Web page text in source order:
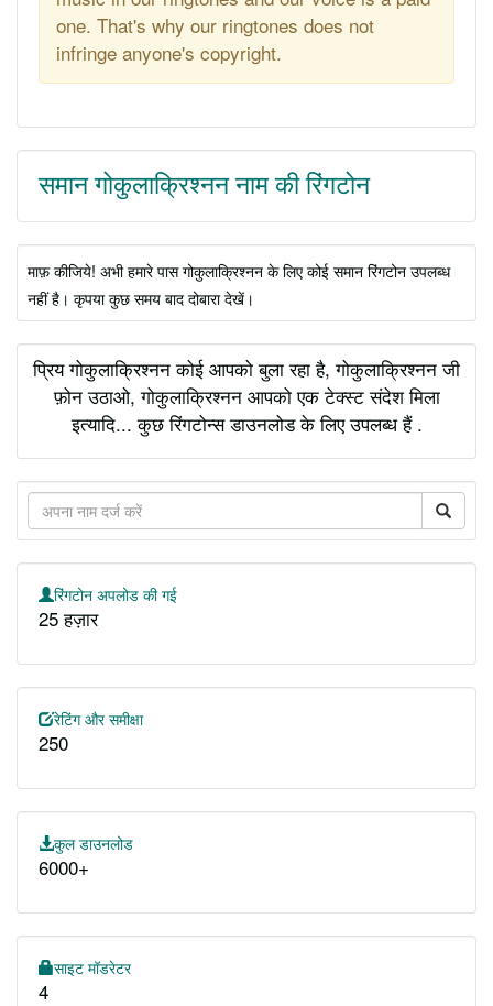
one. That's why our ringtones does not
infringe anyone's copyright.
समान गोकुलाक्रिश्नन नाम की रिंगटोन
माफ़ कीजिये! अभी हमारे पास गोकुलाक्रिश्नन के लिए कोई समान रिंगटोन उपलब्ध
नहीं है। कृपया कुछ समय बाद दोबारा देखें।
प्रिय गोकुलाक्रिश्नन कोई आपको बुला रहा है, गोकुलाक्रिश्नन जी
फ़ोन उठाओ, गोकुलाक्रिश्नन आपको एक टेक्स्ट संदेश मिला
इत्यादि... कुछ रिंगटोन्स डाउनलोड के लिए उपलब्ध हैं .
रिंगटोन अपलोड की गई
25 हज़ार
रेटिंग और समीक्षा
250
कुल डाउनलोड
6000+
साइट मॉडरेटर
4